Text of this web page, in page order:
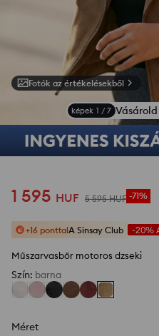
Fotók az értékelésekből
képek 1 / 7
1 595 HUF 5 595 HUF -71%
+16 ponttalA Sinsay Club -20%
Műszarvasbőr motoros dzseki
Szín: barna
Méret